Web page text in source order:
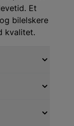
Et
bilelskere
kvalitet.